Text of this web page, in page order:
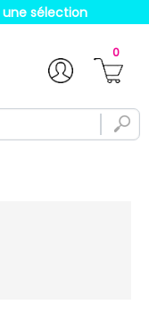
une sélection
0